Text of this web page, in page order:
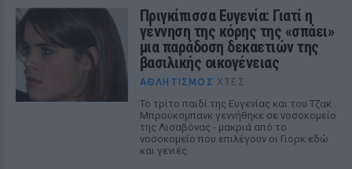
Πριγκίπισσα Ευγενία: Γιατί η
γέννηση της κόρης της «σπάει»
μια παράδοση δεκαετιών της
βασιλικής οικογένειας
ΑΘΛΗΤΙΣΜΌΣ ΧΤΕΣ
Το τρίτο παιδί της Ευγενίας και του Τζακ
Μπρούκσμπανκ γεννήθηκε σε νοσοκομείο
της Λισαβόνας - μακριά από το
νοσοκομείο που επιλέγουν οι Γιορκ εδώ
και γενιές.